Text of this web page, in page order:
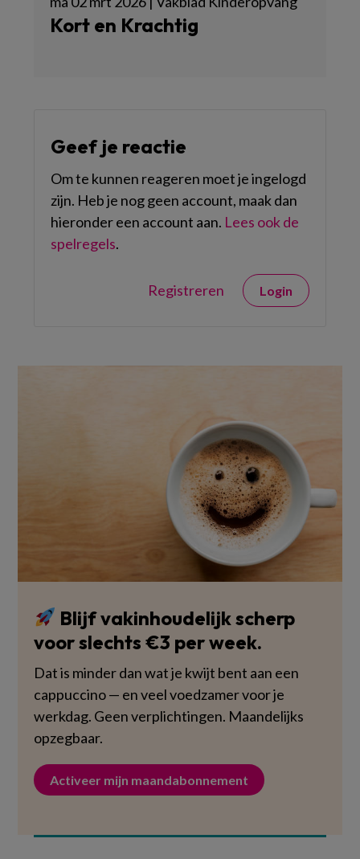
Kort en Krachtig
Geef je reactie
Om te kunnen reageren moet je ingelogd
zijn. Heb je nog geen account, maak dan
hieronder een account aan. Lees ook de
spelregels.
Registreren Login
Blijf vakinhoudelijk scherp
voor slechts €3 per week.
Dat is minder dan wat je kwijt bent aan een
cappuccino — en veel voedzamer voor je
werkdag. Geen verplichtingen. Maandelijks
opzegbaar.
Activeer mijn maandabonnement